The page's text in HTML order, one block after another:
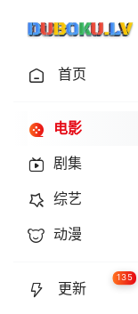
首页
电影
剧集
综艺
动漫
更新
135